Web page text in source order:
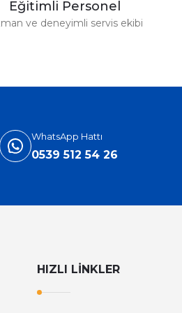
Eğitimli Personel
ve deneyimli servis ekibi
WhatsApp Hattı
0539 512 54 26
HIZLI LİNKLER